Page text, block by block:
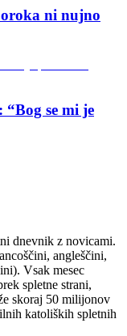
ni nujno
se mi je
dnevnik z novicami.
angleščini,
Vsak mesec
spletne strani,
skoraj 50 milijonov
katoliških spletnih